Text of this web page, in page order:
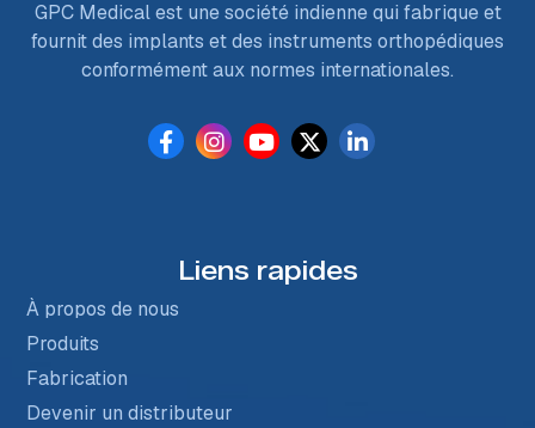
GPC Medical est une société indienne qui fabrique et
fournit des implants et des instruments orthopédiques
conformément aux normes internationales.
Liens rapides
À propos de nous
Produits
Fabrication
Devenir un distributeur